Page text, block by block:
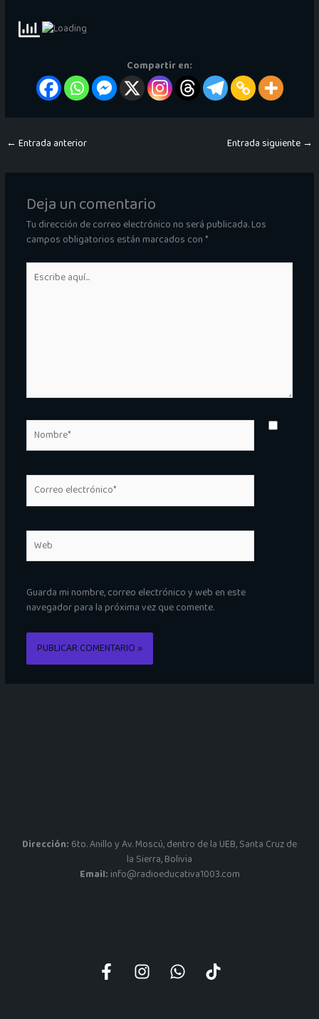
Compartir en:
← Entrada anterior Entrada siguiente →
Deja un comentario
Tu dirección de correo electrónico no será publicada.Los
campos obligatorios están marcados con*
aquí...
electrónico*
Web
Guarda mi nombre, correo electrónico y web en este
navegador para la próxima vez que comente.
Dirección: 6to. Anillo y Av. Moscú, dentro de la UEB, Santa Cruz de
la Sierra, Bolivia
Email:info@radioeducativa1003.com